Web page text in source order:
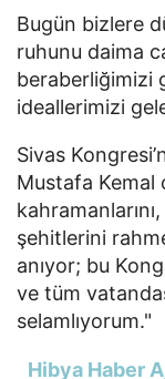
Bugün bizlere
ruhunu daima
beraberliğimizi
ideallerimizi
Sivas
Mustafa Kemal
şehitlerini
anıyor; bu
ve tüm
selamlıyorum."
Hibya Haber